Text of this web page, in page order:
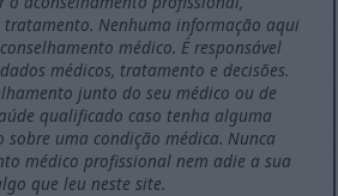
Nenhuma informação aqui
médico. É responsável
médicos, tratamento e decisões.
junto do seu médico ou de
qualificado caso tenha alguma
sobre uma condição médica. Nunca
médico profissional nem adie a sua
que leu neste site.